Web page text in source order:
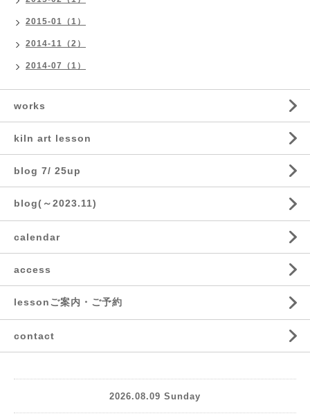
2015-01（1）
2014-11（2）
2014-07（1）
works
kiln art lesson
blog 7/ 25up
blog(～2023.11)
calendar
access
lessonご案内・ご予約
contact
2026.08.09 Sunday